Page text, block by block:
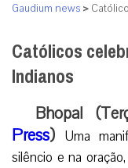
Gaudium news >
Católicos
Indianos
Bhopal
Press) Uma
silêncio e na